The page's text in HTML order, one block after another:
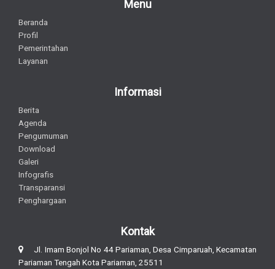
Menu
Beranda
Profil
Pemerintahan
Layanan
Informasi
Berita
Agenda
Pengumuman
Download
Galeri
Infografis
Transparansi
Penghargaan
Kontak
Jl. Imam Bonjol No 44 Pariaman, Desa Cimparuah, Kecamatan
Pariaman Tengah Kota Pariaman, 25511